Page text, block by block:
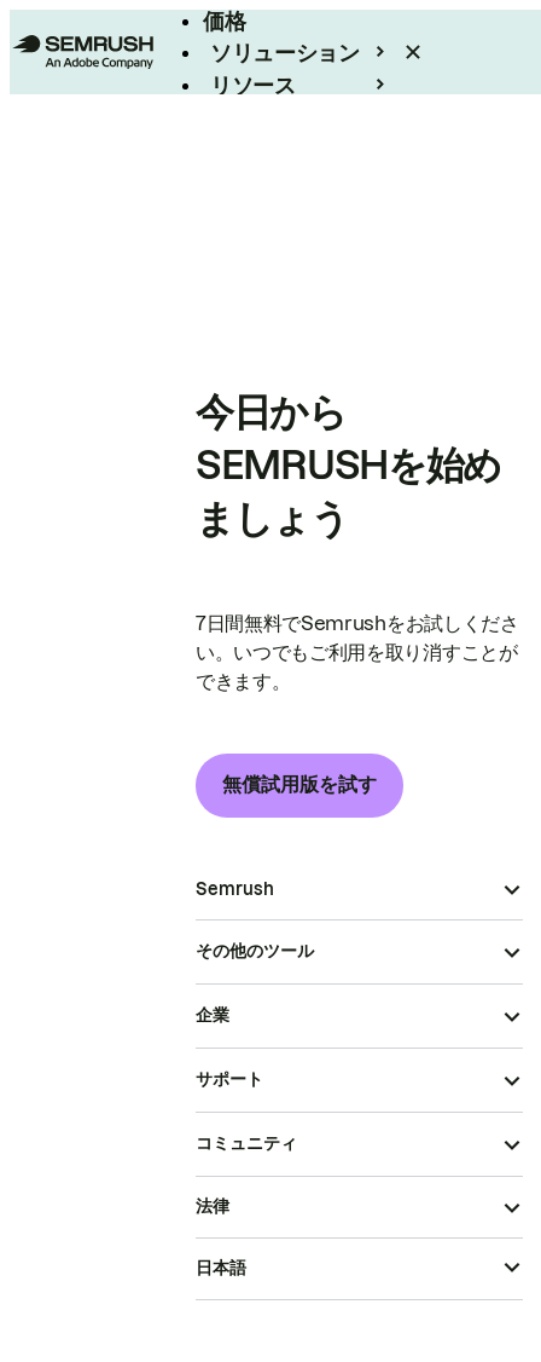
価格
ソリューション
リソース
今日から
SEMRUSHを始め
ましょう
7日間無料でSemrushをお試しくださ
い。いつでもご利用を取り消すことが
できます。
無償試用版を試す
Semrush
その他のツール
企業
サポート
コミュニティ
法律
日本語